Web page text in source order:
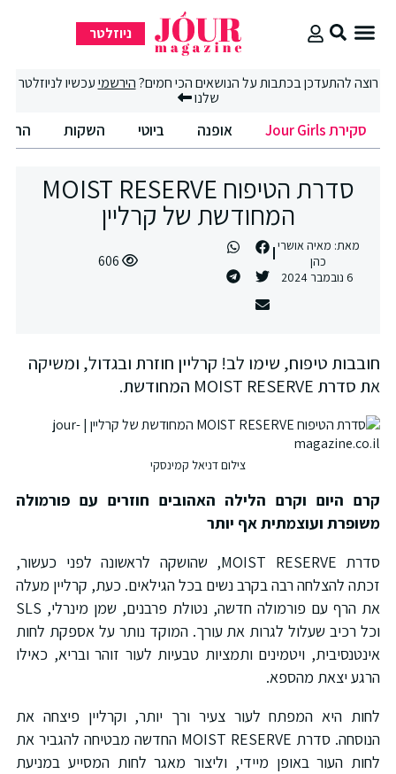
ניוזלטר
רוצה להתעדכן בכתבות על הנושאים הכי חמים?הירשמיעכשיו לניוזלטר
שלנו
סקירת Jour Girls אופנה ביוטי השקות
סדרת הטיפוח MOIST RESERVE
המחודשת של קרליין
מאת: מאיה אושרי
כהן
6 נובמבר 2024
חובבות טיפוח, שימו לב! קרליין חוזרת ובגדול, ומשיקה
את סדרת MOIST RESERVE המחודשת.
צילום דניאל קמינסקי
קרם היום וקרם הלילה האהובים חוזרים עם פורמולה
משופרת ועוצמתית אף יותר
סדרת MOIST RESERVE, שהושקה לראשונה לפני כעשור,
זכתה להצלחה רבה בקרב נשים בכל הגילאים. כעת, קרליין מעלה
את הרף עם פורמולה חדשה, נטולת פרבנים, שמן מינרלי, SLS
וכל רכיב שעלול לגרות את עורך. המוקד נותר על אספקת לחות
אינטנסיבית, ויטמינים ותמציות טבעיות לעור זוהר ובריא, כאילו
הרגע יצאת מהספא.
לחות היא המפתח לעור צעיר ורך יותר, וקרליין פיצחה את
הנוסחה. סדרת MOIST RESERVE החדשה מבטיחה להגביר את
לחות העור באופן מיידי, וליצור מאגר לחות המסייע במניעת